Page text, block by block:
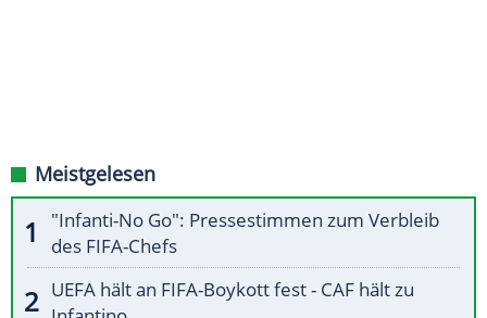
Meistgelesen
"Infanti-No Go": Pressestimmen zum Verbleib
des FIFA-Chefs
UEFA hält an FIFA-Boykott fest - CAF hält zu